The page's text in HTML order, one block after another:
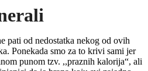
pati od nedostatka nekog od ovih
Ponekada smo za to krivi sami jer
punom tzv. ,,praznih kalorija“, ali